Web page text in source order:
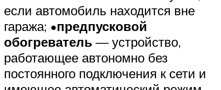
если автомобиль находится вне
гаража; •предпусковой
обогреватель — устройство,
работающее автономно без
постоянного подключения к сети и